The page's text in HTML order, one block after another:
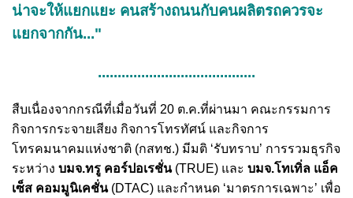
น่าจะให้แยกแยะ คนสร้างถนนกับคนผลิตรถควรจะ
แยกจากกัน..."
........................................
สืบเนื่องจากกรณีที่เมื่อวันที่ 20 ต.ค.ที่ผ่านมา คณะกรรมการ
กิจการกระจายเสียง กิจการโทรทัศน์ และกิจการ
โทรคมนาคมแห่งชาติ (กสทช.) มีมติ ‘รับทราบ’ การรวมธุรกิจ
ระหว่าง บมจ.ทรู คอร์ปอเรชั่น(TRUE) และ บมจ.โทเทิ่ล แอ็ค
เซ็ส คอมมูนิเคชั่น(DTAC) และกำหนด ‘มาตรการเฉพาะ’ เพื่อ